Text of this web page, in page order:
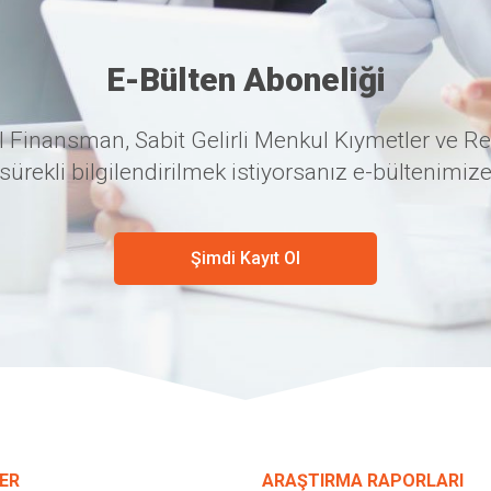
E-Bülten Aboneliği
Sabit Gelirli Menkul Kıymetler ve
bilgilendirilmek istiyorsanız e-
Şimdi Kayıt Ol
ARAŞTIRMA RAPORLARI